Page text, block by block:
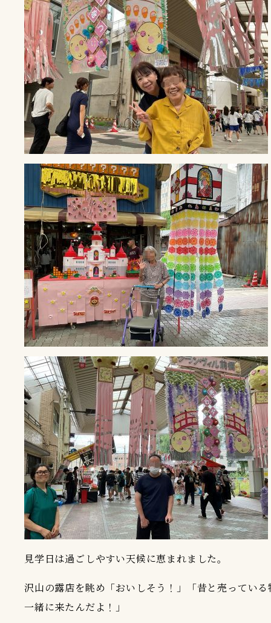
見学日は過ごしやすい天候に恵まれました。
沢山の露店を眺め「おいしそう！」「昔と売ってい
一緒に来たんだよ！」